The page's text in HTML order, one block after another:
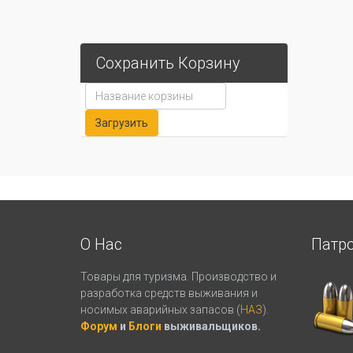
ножны
стропы
ноге
обеспечивают
только
надежную
Сохранить Корзину
О Нас
Товары для туризма. Производство и
разработка средств выживания и
носимых аварийных запасов (НАЗ).
Форум и Блоги выживальщиков.